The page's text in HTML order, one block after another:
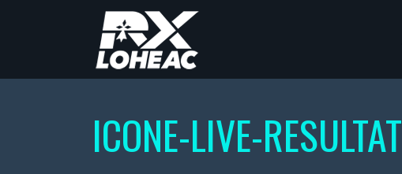
ICONE-LIVE-RESULTAT